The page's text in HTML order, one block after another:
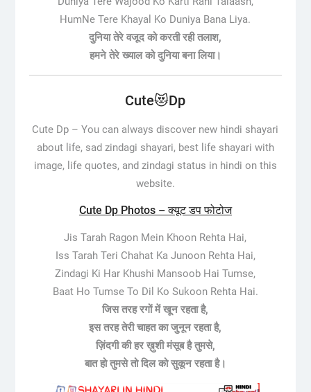
HumNe Tere Khayal Ko Duniya Bana Liya.
दुनिया तेरे वजूद को करती रही तलाश,
हमने तेरे ख्याल को दुनिया बना लिया।
Cute😻Dp
Cute Dp –You can always discover new hindi shayari
about life, sad zindagi shayari, best life shayari with
image, life quotes, and zindagi status in hindi on this
website.
Cute Dp Photos – क्यूट डप फोटोज
Jis Tarah Ragon Mein Khoon Rehta Hai,
Iss Tarah Teri Chahat Ka Junoon Rehta Hai,
Zindagi Ki Har Khushi Mansoob Hai Tumse,
Baat Ho Tumse To Dil Ko Sukoon Rehta Hai.
जिस तरह रगों में खून रहता है,
इस तरह तेरी चाहत का जुनून रहता है,
ज़िंदगी की हर ख़ुशी मंसूब है तुमसे,
बात हो तुमसे तो दिल को सुकून रहता है।